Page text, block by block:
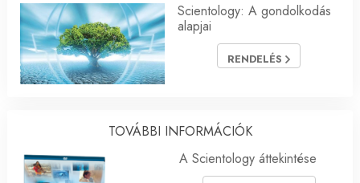
Scientology: A gondolkodás
alapjai
RENDELÉS
TOVÁBBI INFORMÁCIÓK
A Scientology áttekintése